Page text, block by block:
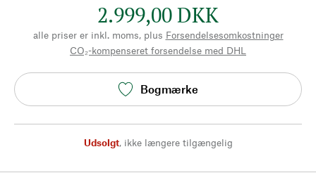
2.999,00 DKK
alle priser er inkl. moms, plus Forsendelsesomkostninger
CO₂-kompenseret forsendelse med DHL
Bogmærke
Udsolgt, ikke længere tilgængelig